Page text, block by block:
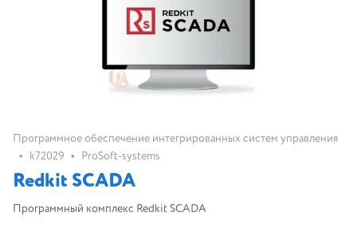
Программное обеспечение интегрированных систем управления
• k72029 • ProSoft-systems
Redkit SCADA
Программный комплекс Redkit SCADA